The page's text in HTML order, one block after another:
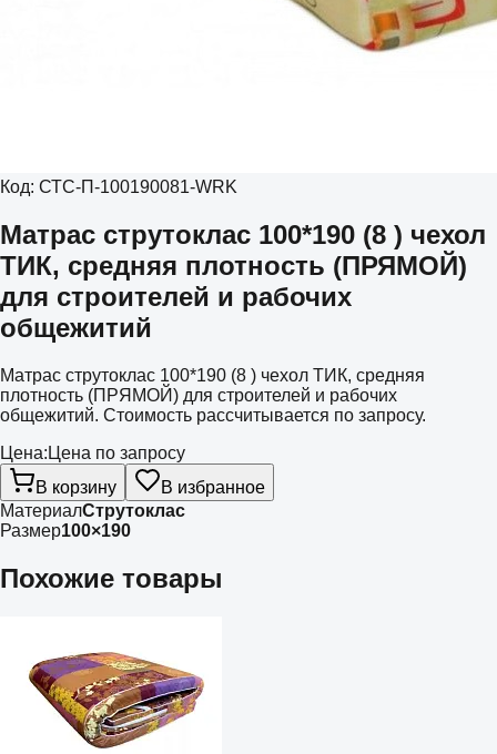
Код: СТС-П-100190081-WRK
Матрас струтоклас 100*190 (8 ) чехол
ТИК, средняя плотность (ПРЯМОЙ)
для строителей и рабочих
общежитий
Матрас струтоклас 100*190 (8 ) чехол ТИК, средняя
плотность (ПРЯМОЙ) для строителей и рабочих
общежитий. Стоимость рассчитывается по запросу.
Цена: Цена по запросу
В корзину
В избранное
МатериалСтрутоклас
Размер100×190
Похожие товары